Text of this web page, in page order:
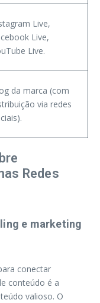
Live,
Live,
Live.
da marca (com
via redes
Redes
e marketing
conectar
conteúdo é a
valioso. O